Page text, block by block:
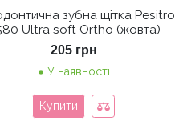
зубна щітка Pesitro
Ultra soft Ortho (жовта)
205 грн
У наявності
Купити